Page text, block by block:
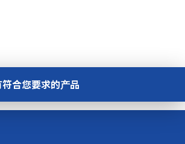
合您要求的产品